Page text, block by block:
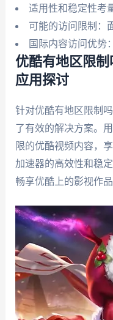
适用性和稳定性考
可能的访问限制：
国际内容访问优势
优酷有地区限
应用探讨
针对优酷有地区限制
了有效的解决方案。
限的优酷视频内容，
加速器的高效性和稳
畅享优酷上的影视作品